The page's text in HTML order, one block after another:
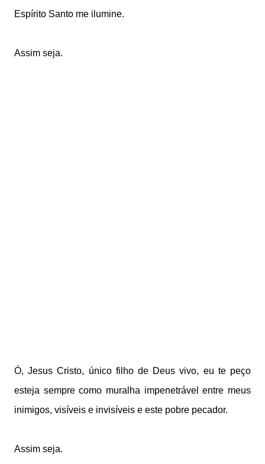
Espírito Santo me ilumine.
Assim seja.
Ó, Jesus Cristo, único filho de Deus vivo, eu te peço
esteja sempre como muralha impenetrável entre meus
inimigos, visíveis e invisíveis e este pobre pecador.
Assim seja.